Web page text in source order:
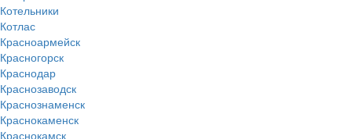
Котельники
Котлас
Красноармейск
Красногорск
Краснодар
Краснозаводск
Краснознаменск
Краснокаменск
Краснокамск